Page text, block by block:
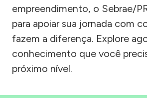
empreendimento, o Sebrae/
para apoiar sua jornada com
fazem a diferença. Explore
conhecimento que você
próximo nível.